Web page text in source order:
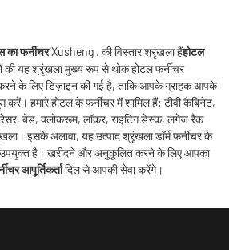
का फर्नीचरXusheng . की विस्तार श्रृंखला हैंहोटल
की यह श्रृंखला मुख्य रूप से थोक होटल फर्नीचर
के लिए डिज़ाइन की गई है, ताकि आपके ग्राहक आपके
हमारे होटल के फर्नीचर में शामिल हैं: टीवी कैबिनेट,
बेड, क्लोकरूम, लॉकर, राइटिंग डेस्क, लगेज रैक
इसके अलावा, यह उत्पाद श्रृंखला डॉर्म फर्नीचर के
उपयुक्त है। खरीदने और अनुकूलित करने के लिए आपका
आपूर्तिकर्तादिल से आपकी सेवा करेंगे।